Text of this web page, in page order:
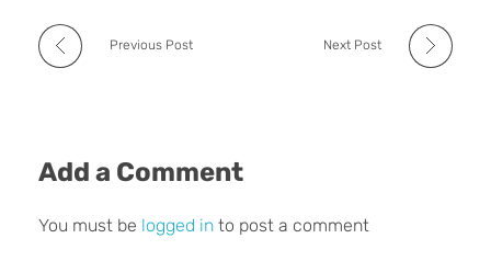
Previous Post Next Post
Add a Comment
You must be logged in to post a comment